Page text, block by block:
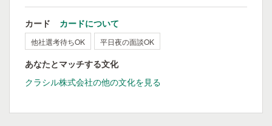
カード カードについて
他社選考待ちOK 平日夜の面談OK
あなたとマッチする文化
クラシル株式会社の他の文化を見る